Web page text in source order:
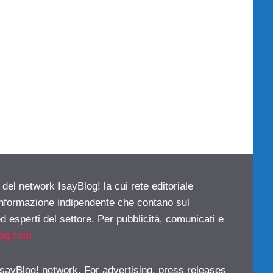
network IsayBlog! la cui rete editoriale
indipendente che contano sul
esperti del settore. Per pubblicità, comunicati e
network. For advertising, press releases